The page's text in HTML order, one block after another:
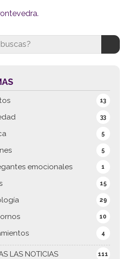
LAS NOTICIAS 111
13
33
5
5
emocionales 1
15
29
10
4